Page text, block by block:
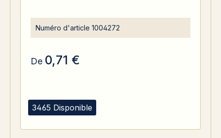
3465 Disponible
Numéro d'article 1004272
De 0,71 €